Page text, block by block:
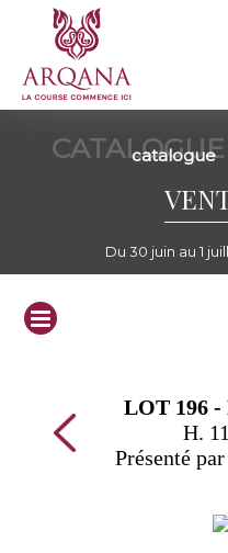
CATALOGUE
catalogue
Du 30 juin au 1
LOT 196
H.
Présenté